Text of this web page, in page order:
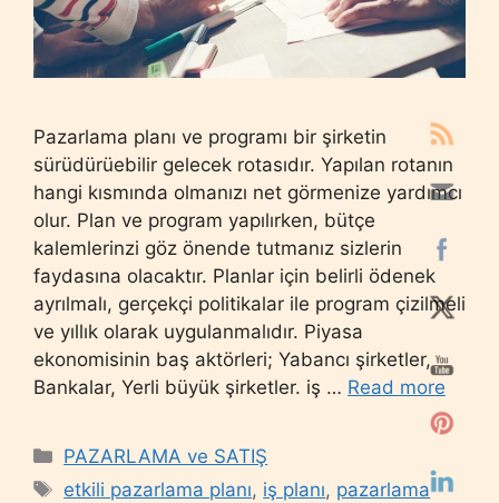
Pazarlama planı ve programı bir şirketin
sürüdürüebilir gelecek rotasıdır. Yapılan rotanın
hangi kısmında olmanızı net görmenize yardımcı
olur. Plan ve program yapılırken, bütçe
kalemlerinzi göz önende tutmanız sizlerin
faydasına olacaktır. Planlar için belirli ödenek
ayrılmalı, gerçekçi politikalar ile program çizilmeli
ve yıllık olarak uygulanmalıdır. Piyasa
ekonomisinin baş aktörleri; Yabancı şirketler,
Bankalar, Yerli büyük şirketler. iş … Read more
Categories
PAZARLAMA ve SATIŞ
Tags
etkili pazarlama planı, iş planı, pazarlama